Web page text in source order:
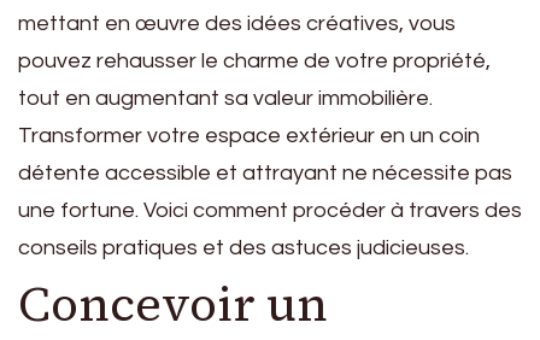
mettant en œuvre des idées créatives, vous
pouvez rehausser le charme de votre propriété,
tout en augmentant sa valeur immobilière.
Transformer votre espace extérieur en un coin
détente accessible et attrayant ne nécessite pas
une fortune. Voici comment procéder à travers des
conseils pratiques et des astuces judicieuses.
Concevoir un